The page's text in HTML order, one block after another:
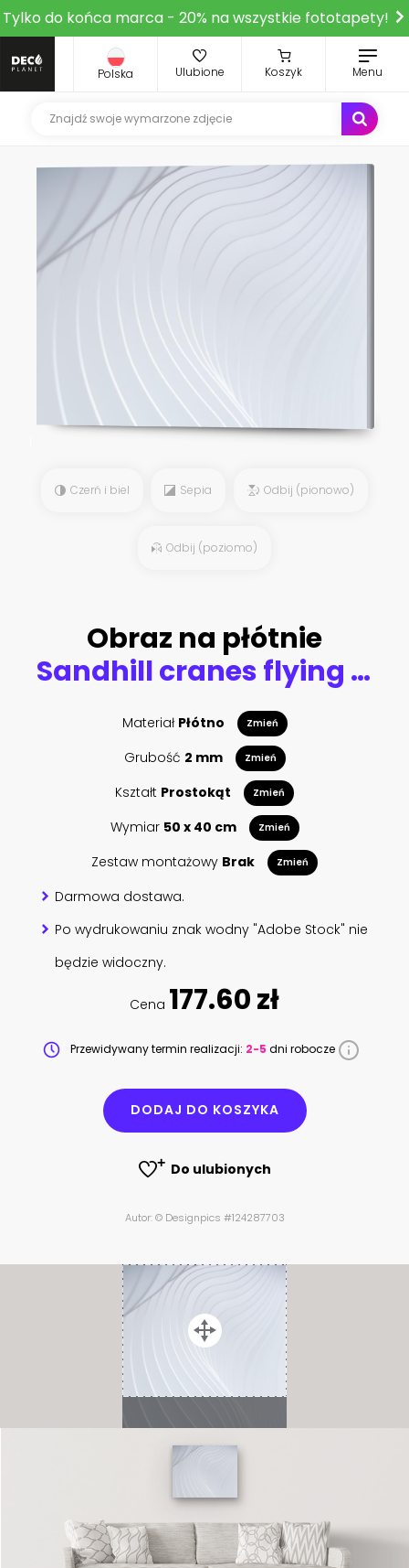
Tylko do końca marca - 20% na wszystkie fototapety!
Polska Ulubione Koszyk Menu
Czerń i biel Sepia Odbij (pionowo)
Odbij (poziomo)
Obraz na płótnie
Sandhill cranes flying in sky, Arizona, USA
Materiał Płótno Zmień
Grubość 2 mm Zmień
Kształt Prostokąt Zmień
Wymiar 50 x 40 cm Zmień
Zestaw montażowy Brak Zmień
Darmowa dostawa.
Po wydrukowaniu znak wodny "Adobe Stock" nie
będzie widoczny.
Cena 177.60 zł
Przewidywany termin realizacji: 2-5 dni robocze
DODAJ DO KOSZYKA
Do ulubionych
Autor: © Designpics #124287703